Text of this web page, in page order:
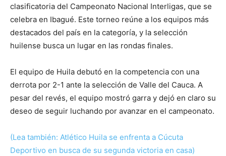
clasificatoria del Campeonato Nacional Interligas, que se
celebra en Ibagué. Este torneo reúne a los equipos más
destacados del país en la categoría, y la selección
huilense busca un lugar en las rondas finales.
El equipo de Huila debutó en la competencia con una
derrota por 2-1 ante la selección de Valle del Cauca. A
pesar del revés, el equipo mostró garra y dejó en claro su
deseo de seguir luchando por avanzar en el campeonato.
(Lea también: Atlético Huila se enfrenta a Cúcuta
Deportivo en busca de su segunda victoria en casa)